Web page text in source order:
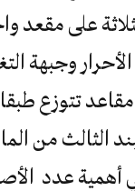
على مقعد
وجبهة
مقعد. وتبقى 7 مقاعد
أهمية عدد